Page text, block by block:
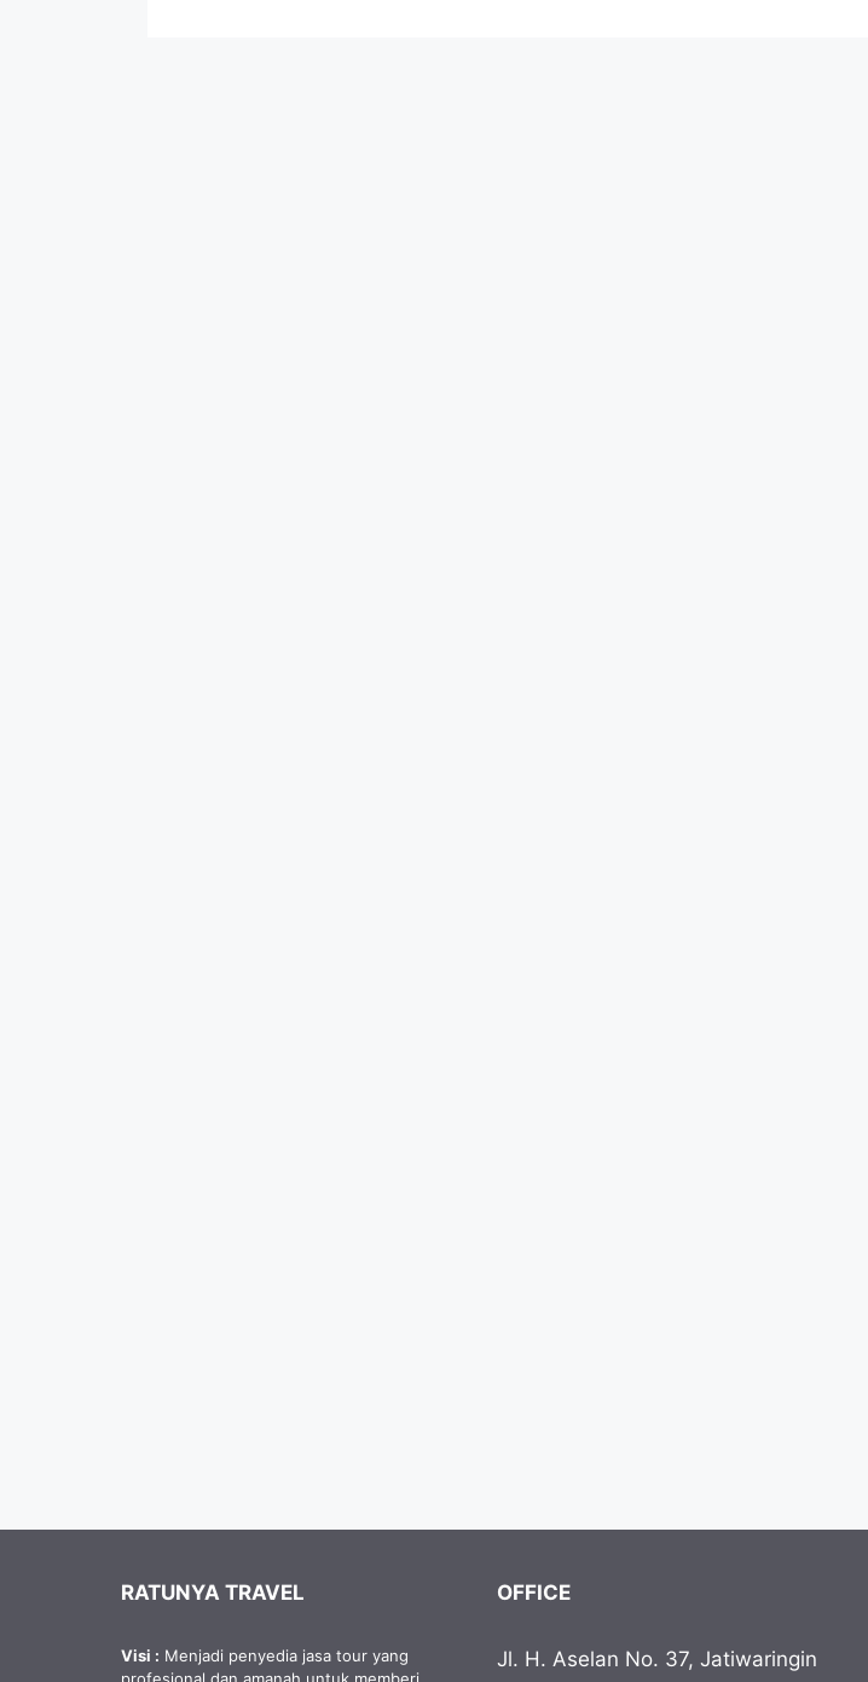
RATUNYA TRAVEL
Visi : Menjadi penyedia jasa tour yang
profesional dan amanah untuk memberi
OFFICE
Jl. H. Aselan No. 37, Jatiwaringin